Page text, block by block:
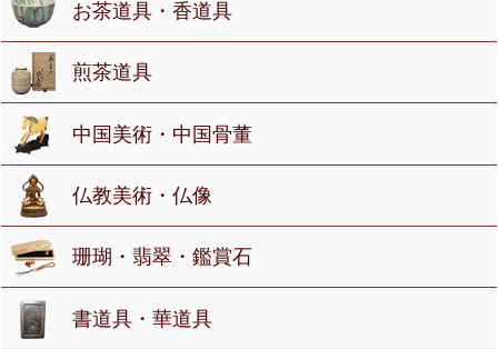
お茶道具・香道具
煎茶道具
中国美術・中国骨董
仏教美術・仏像
珊瑚・翡翠・鑑賞石
書道具・華道具